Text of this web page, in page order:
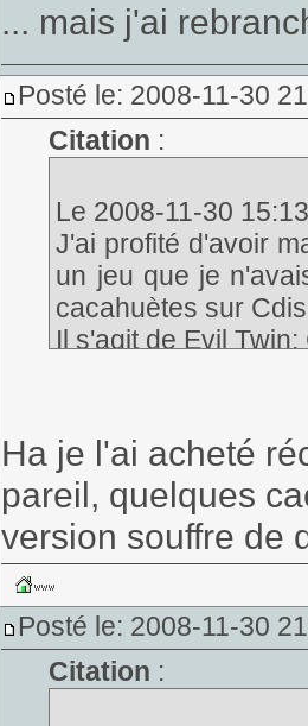
... mais j'ai
Posté le: 2008-11-30
Citation :
Le 2008-11-30
J'ai profité d'avoir
un jeu que je
cacahuètes sur
Il s'agit de Evil Twin:
Ha je l'ai acheté
pareil, quelques
version souffre de
Posté le: 2008-11-30
Citation :